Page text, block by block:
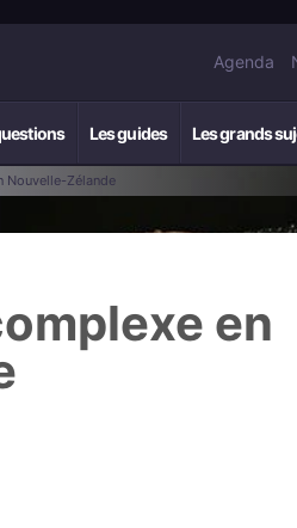
Agenda
Les guides Les grands
Nouvelle-Zélande
en